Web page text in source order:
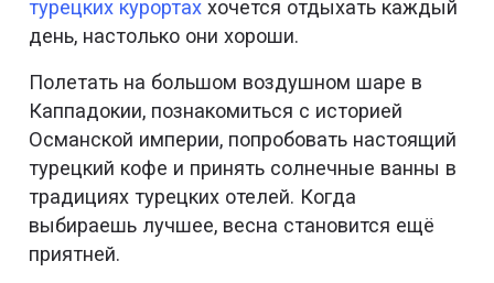
турецких курортах хочется отдыхать каждый
день, настолько они хороши.
Полетать на большом воздушном шаре в
Каппадокии, познакомиться с историей
Османской империи, попробовать настоящий
турецкий кофе и принять солнечные ванны в
традициях турецких отелей. Когда
выбираешь лучшее, весна становится ещё
приятней.